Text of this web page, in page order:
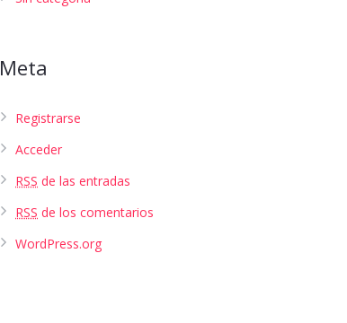
Meta
Registrarse
Acceder
RSS de las entradas
RSS de los comentarios
WordPress.org